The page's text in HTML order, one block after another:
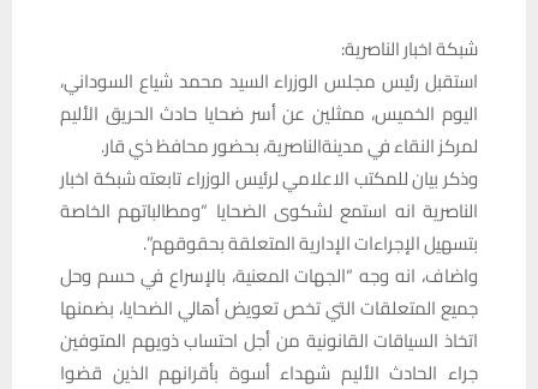
شبكة اخبار الناصرية:
استقبل رئيس مجلس الوزراء السيد محمد شياع السوداني،
اليوم الخميس، ممثلين عن أسر ضحايا حادث الحريق الأليم
لمركز النقاء في مدينةالناصرية، بحضور محافظ ذي قار.
وذكر بيان للمكتب الاعلامي لرئيس الوزراء تابعته شبكة اخبار
الناصرية انه استمع لشكوى الضحايا “ومطالباتهم الخاصة
بتسهيل الإجراءات الإدارية المتعلقة بحقوقهم”.
واضاف، انه وجه “الجهات المعنية، بالإسراع في حسم وحل
جميع المتعلقات التي تخص تعويض أهالي الضحايا، بضمنها
اتخاذ السياقات القانونية من أجل احتساب ذويهم المتوفين
جراء الحادث الأليم شهداء أسوة بأقرانهم الذين قضوا